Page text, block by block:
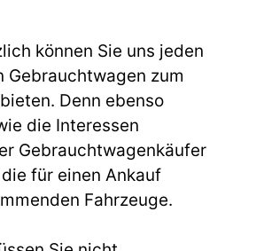
können Sie uns jeden
Gebrauchtwagen zum
Denn ebenso
die Interessen
Gebrauchtwagenkäufer
für einen Ankauf
Fahrzeuge.